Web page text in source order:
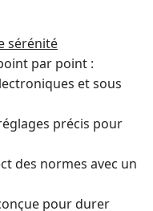
sérénité
par point :
et sous
précis pour
des normes avec un
pour durer